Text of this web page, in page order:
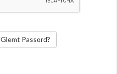
Glemt Passord?